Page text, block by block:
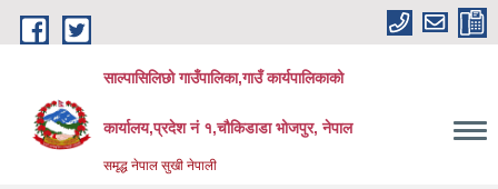
Skip to main content
साल्पासिलिछो गाउँपालिका,गाउँ कार्यपालिकाको
कार्यालय,प्रदेश नं १,चौकिडाडा भोजपुर, नेपाल
समृद्ध नेपाल सुखी नेपाली